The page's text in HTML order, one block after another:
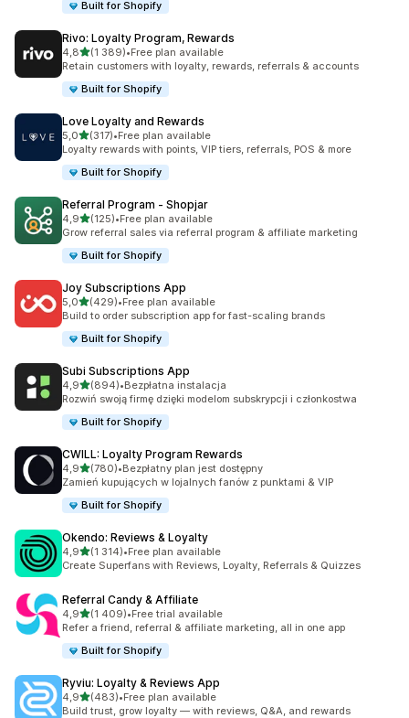
Built for Shopify
Rivo: Loyalty Program, Rewards
4,8na 5 gwiazdek
(1 389)
Łączna liczba recenzji: 1389
•Free plan available
Retain customers with loyalty, rewards, referrals & accounts
Built for Shopify
Love Loyalty and Rewards
5,0na 5 gwiazdek
(317)
Łączna liczba recenzji: 317
•Free plan available
Loyalty rewards with points, VIP tiers, referrals, POS & more
Built for Shopify
Referral Program ‑ Shopjar
4,9na 5 gwiazdek
(125)
Łączna liczba recenzji: 125
•Free plan available
Grow referral sales via referral program & affiliate marketing
Built for Shopify
Joy Subscriptions App
5,0na 5 gwiazdek
(429)
Łączna liczba recenzji: 429
•Free plan available
Build to order subscription app for fast-scaling brands
Built for Shopify
Subi Subscriptions App
4,9na 5 gwiazdek
(894)
Łączna liczba recenzji: 894
•Bezpłatna instalacja
Rozwiń swoją firmę dzięki modelom subskrypcji i członkostwa
Built for Shopify
CWILL: Loyalty Program Rewards
4,9na 5 gwiazdek
(780)
Łączna liczba recenzji: 780
•Bezpłatny plan jest dostępny
Zamień kupujących w lojalnych fanów z punktami & VIP
Built for Shopify
Okendo: Reviews & Loyalty
4,9na 5 gwiazdek
(1 314)
Łączna liczba recenzji: 1314
•Free plan available
Create Superfans with Reviews, Loyalty, Referrals & Quizzes
Referral Candy & Affiliate
4,9na 5 gwiazdek
(1 409)
Łączna liczba recenzji: 1409
•Free trial available
Refer a friend, referral & affiliate marketing, all in one app
Built for Shopify
Ryviu: Loyalty & Reviews App
4,9na 5 gwiazdek
(483)
Łączna liczba recenzji: 483
•Free plan available
Build trust, grow loyalty — with reviews, Q&A, and rewards